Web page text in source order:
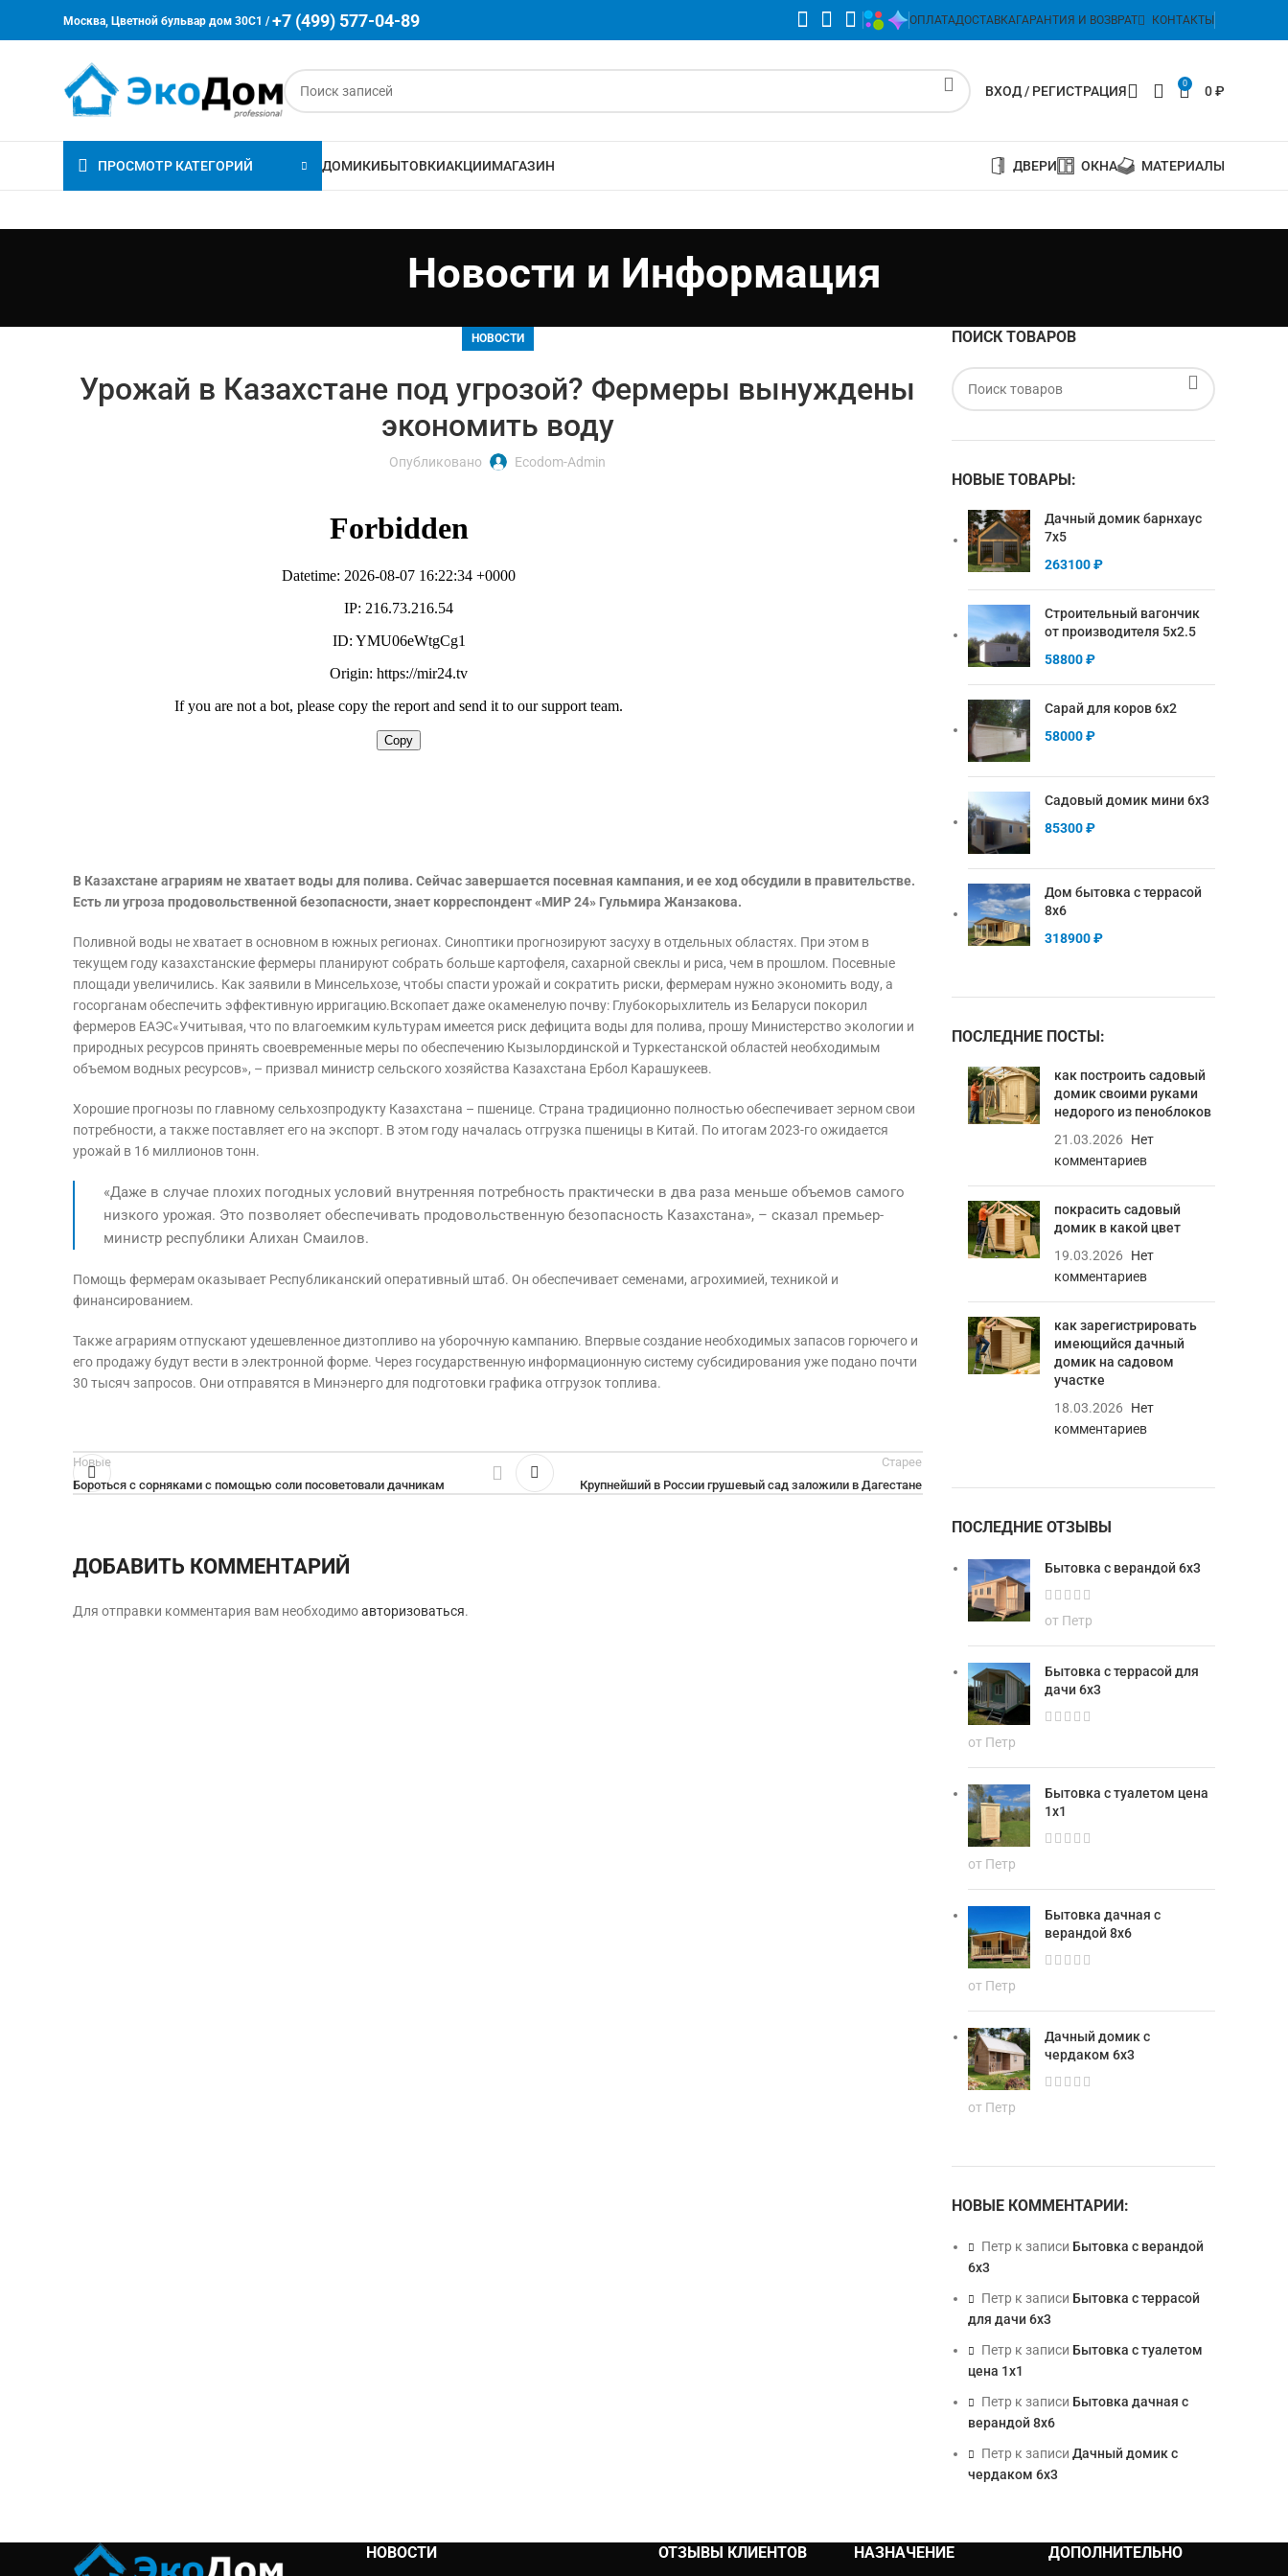
Москва, Цветной бульвар дом 30C1 / +7 (499) 577-04-89 ОПЛАТАДОСТАВКАГАРАНТИЯ И ВОЗВРАТ КОНТАКТЫ
ВХОД / РЕГИСТРАЦИЯ 0 0₽
ПРОСМОТР КАТЕГОРИЙ ДОМИКИБЫТОВКИАКЦИИМАГАЗИН ДВЕРИ ОКНА МАТЕРИАЛЫ
Новости и Информация
НОВОСТИ
Урожай в Казахстане под угрозой? Фермеры вынуждены
экономить воду
Опубликовано Ecodom-Admin
В Казахстане аграриям не хватает воды для полива. Сейчас завершается посевная кампания, и ее ход обсудили в правительстве.
Есть ли угроза продовольственной безопасности, знает корреспондент «МИР 24» Гульмира Жанзакова.
Поливной воды не хватает в основном в южных регионах. Синоптики прогнозируют засуху в отдельных областях. При этом в
текущем году казахстанские фермеры планируют собрать больше картофеля, сахарной свеклы и риса, чем в прошлом. Посевные
площади увеличились. Как заявили в Минсельхозе, чтобы спасти урожай и сократить риски, фермерам нужно экономить воду, а
госорганам обеспечить эффективную ирригацию.Вскопает даже окаменелую почву: Глубокорыхлитель из Беларуси покорил
фермеров ЕАЭС«Учитывая, что по влагоемким культурам имеется риск дефицита воды для полива, прошу Министерство экологии и
природных ресурсов принять своевременные меры по обеспечению Кызылординской и Туркестанской областей необходимым
объемом водных ресурсов», – призвал министр сельского хозяйства Казахстана Ербол Карашукеев.
Хорошие прогнозы по главному сельхозпродукту Казахстана – пшенице. Страна традиционно полностью обеспечивает зерном свои
потребности, а также поставляет его на экспорт. В этом году началась отгрузка пшеницы в Китай. По итогам 2023-го ожидается
урожай в 16 миллионов тонн.
«Даже в случае плохих погодных условий внутренняя потребность практически в два раза меньше объемов самого
низкого урожая. Это позволяет обеспечивать продовольственную безопасность Казахстана», – сказал премьер-
министр республики Алихан Смаилов.
Помощь фермерам оказывает Республиканский оперативный штаб. Он обеспечивает семенами, агрохимией, техникой и
финансированием.
Также аграриям отпускают удешевленное дизтопливо на уборочную кампанию. Впервые создание необходимых запасов горючего и
его продажу будут вести в электронной форме. Через государственную информационную систему субсидирования уже подано почти
30 тысяч запросов. Они отправятся в Минэнерго для подготовки графика отгрузок топлива.
Новые
Бороться с сорняками с помощью соли посоветовали дачникам
Старее
Крупнейший в России грушевый сад заложили в Дагестане
ДОБАВИТЬ КОММЕНТАРИЙ
Для отправки комментария вам необходимоавторизоваться.
ПОИСК ТОВАРОВ
НОВЫЕ ТОВАРЫ:
Дачный домик барнхаус
7х5
263100₽
Строительный вагончик
от производителя 5х2.5
58800₽
Сарай для коров 6х2
58000₽
Садовый домик мини 6х3
85300₽
Дом бытовка с террасой
8х6
318900₽
ПОСЛЕДНИЕ ПОСТЫ:
как построить садовый
домик своими руками
недорого из пеноблоков
21.03.2026
Нет
комментариев
покрасить садовый
домик в какой цвет
19.03.2026
Нет
комментариев
как зарегистрировать
имеющийся дачный
домик на садовом
участке
18.03.2026
Нет
комментариев
ПОСЛЕДНИЕ ОТЗЫВЫ
Бытовка с верандой 6х3
от Петр
Бытовка с террасой для
дачи 6х3
от Петр
Бытовка с туалетом цена
1х1
от Петр
Бытовка дачная с
верандой 8х6
от Петр
Дачный домик с
чердаком 6х3
от Петр
НОВЫЕ КОММЕНТАРИИ:
Петр к записи Бытовка с верандой
6х3
Петр к записи Бытовка с террасой
для дачи 6х3
Петр к записи Бытовка с туалетом
цена 1х1
Петр к записи Бытовка дачная с
верандой 8х6
Петр к записи Дачный домик с
чердаком 6х3
НОВОСТИ ОТЗЫВЫ КЛИЕНТОВ НАЗНАЧЕНИЕ ДОПОЛНИТЕЛЬНО